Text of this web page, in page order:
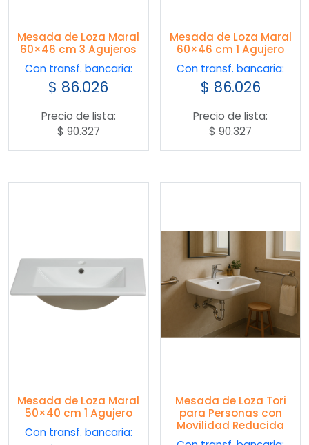
Mesada de Loza Maral
60×46 cm 3 Agujeros
Con transf. bancaria:
$ 86.026
Precio de lista:
$ 90.327
Mesada de Loza Maral
60×46 cm 1 Agujero
Con transf. bancaria:
$ 86.026
Precio de lista:
$ 90.327
Mesada de Loza Maral
50×40 cm 1 Agujero
Con transf. bancaria:
Mesada de Loza Tori
para Personas con
Movilidad Reducida